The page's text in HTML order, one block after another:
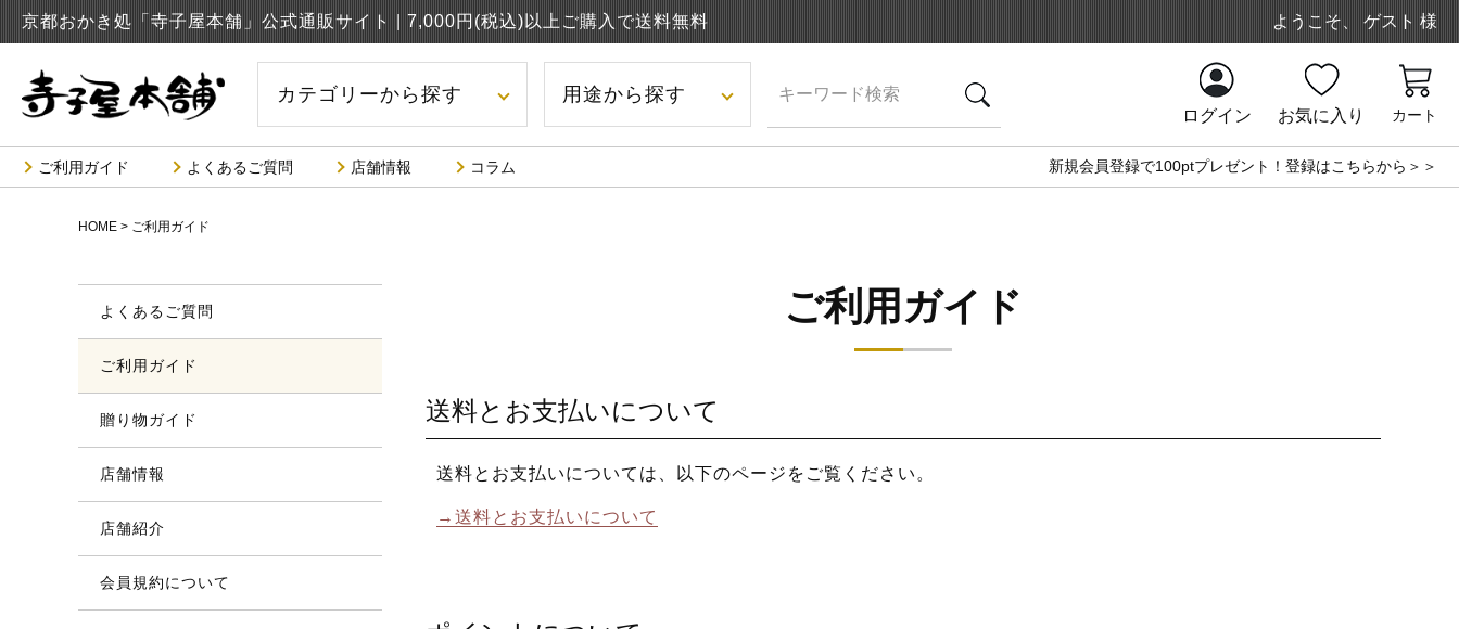
京都おかき処「寺子屋本舗」公式通販サイト | 7,000円(税込)以上ご購入で送料無料 ようこそ、 ゲスト 様
カテゴリーから探す 用途から探す
ログイン お気に入り カート
ご利用ガイド よくあるご質問 店舗情報 コラム 新規会員登録で100ptプレゼント！登録はこちらから＞＞
HOME ご利用ガイド
よくあるご質問
ご利用ガイド
贈り物ガイド
店舗情報
店舗紹介
会員規約について
ご利用ガイド
送料とお支払いについて
送料とお支払いについては、以下のページをご覧ください。
→送料とお支払いについて